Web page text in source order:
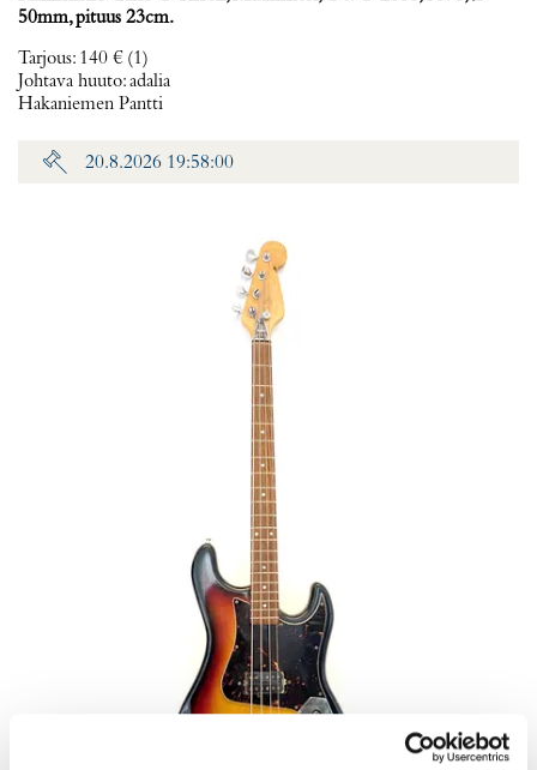
50mm, pituus 23cm.
Tarjous: 140 € (1)
Johtava huuto:adalia
Hakaniemen Pantti
20.8.2026 19:58:00